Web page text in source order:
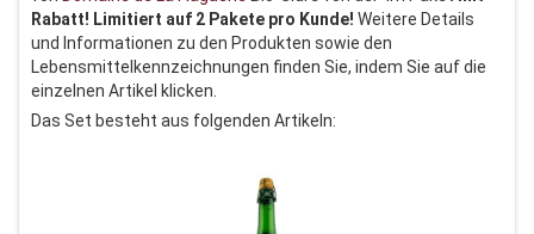
Rabatt! Limitiert auf 2 Pakete pro Kunde! Weitere Details
und Informationen zu den Produkten sowie den
Lebensmittelkennzeichnungen finden Sie, indem Sie auf die
einzelnen Artikel klicken.
Das Set besteht aus folgenden Artikeln: